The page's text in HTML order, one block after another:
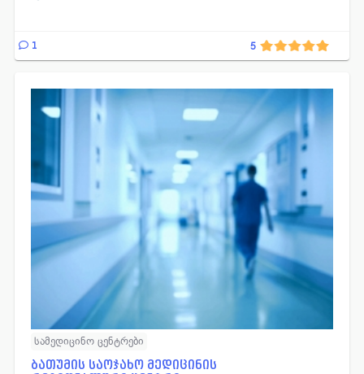
1 5
სამედიცინო ცენტრები
ბათუმის საოჯახო მედიცინის